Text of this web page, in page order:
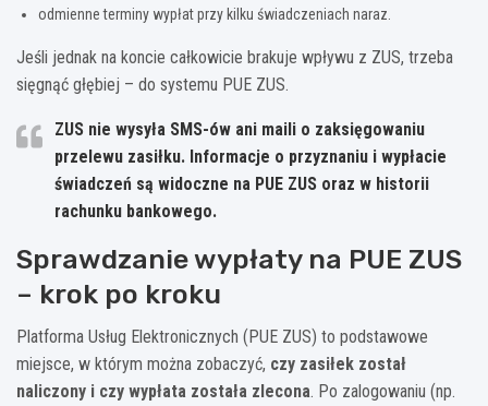
odmienne terminy wypłat przy kilku świadczeniach naraz.
Jeśli jednak na koncie całkowicie brakuje wpływu z ZUS, trzeba
sięgnąć głębiej – do systemu PUE ZUS.
ZUS nie wysyła SMS-ów ani maili o zaksięgowaniu
przelewu zasiłku. Informacje o przyznaniu i wypłacie
świadczeń są widoczne na PUE ZUS oraz w historii
rachunku bankowego.
Sprawdzanie wypłaty na PUE ZUS
– krok po kroku
Platforma Usług Elektronicznych (PUE ZUS) to podstawowe
miejsce, w którym można zobaczyć, czy zasiłek został
naliczony i czy wypłata została zlecona. Po zalogowaniu (np.